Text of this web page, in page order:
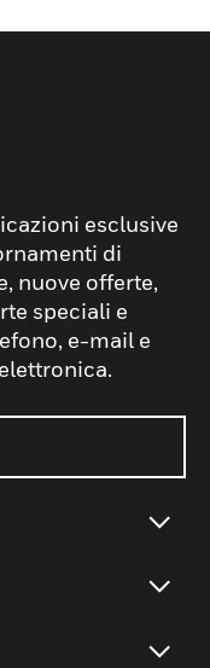
esclusive
di
nuove offerte,
speciali e
e-mail e